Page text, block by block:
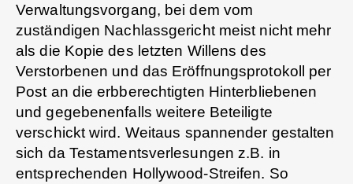
Verwaltungsvorgang, bei dem vom
zuständigen Nachlassgericht meist nicht mehr
als die Kopie des letzten Willens des
Verstorbenen und das Eröffnungsprotokoll per
Post an die erbberechtigten Hinterbliebenen
und gegebenenfalls weitere Beteiligte
verschickt wird. Weitaus spannender gestalten
sich da Testamentsverlesungen z.B. in
entsprechenden Hollywood-Streifen. So